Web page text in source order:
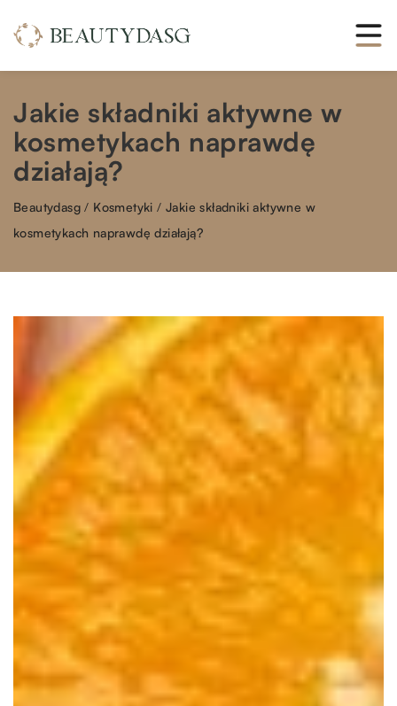
Jakie składniki aktywne w
kosmetykach naprawdę
działają?
Beautydasg / Kosmetyki /Jakie składniki aktywne w
kosmetykach naprawdę działają?